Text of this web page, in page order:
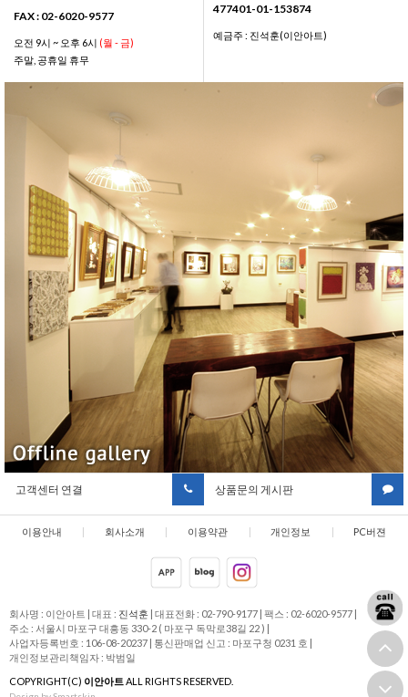
FAX : 02-6020-9577
오전 9시 ~ 오후 6시 (월 - 금)
주말, 공휴일 휴무
477401-01-153874
예금주 : 진석훈(이안아트)
고객센터 연결 상품문의 게시판
이용안내 | 회사소개 | 이용약관 | 개인정보 | PC버젼
회사명 : 이안아트 | 대표 : 진석훈 | 대표전화 : 02-790-9177 | 팩스 : 02-6020-9577 |
주소 : 서울시 마포구 대흥동 330-2 ( 마포구 독막로38길 22 ) |
사업자등록번호 : 106-08-20237 | 통신판매업 신고 : 마포구청 0231 호 |
개인정보관리책임자 : 박범일
COPYRIGHT(C) 이안아트 ALL RIGHTS RESERVED.